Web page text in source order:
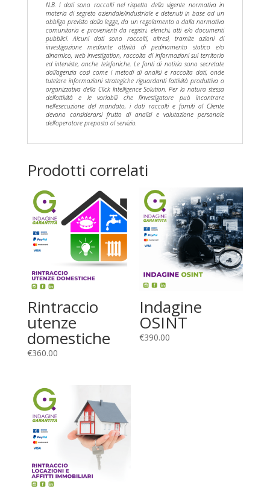
N.B. I dati sono raccolti nel rispetto della vigente normativa in
materia di segreto aziendale/industriale e detenuti in base ad un
obbligo previsto dalla legge, da un regolamento o dalla normativa
comunitaria e provenienti da registri, elenchi, atti e/o documenti
pubblici. Alcuni dati sono raccolti, altresì, tramite azioni di
investigazione mediante attività di pedinamento statico e/o
dinamico, web investigation, raccolta di informazioni sul territorio
ed interviste, anche telefoniche. Le fonti di notizia sono secretate
dall’agenzia così come i metodi di analisi e raccolta dati, onde
tutelare informazioni strategiche riguardanti l’attività produttiva o
organizzativa della Click Intelligence Solution. Per la natura stessa
dell’attività e le variabili che l’investigatore può incontrare
nell’esecuzione del mandato, i dati raccolti e forniti al Cliente
devono considerarsi frutto di analisi e valutazione personale
dell’operatore preposto al servizio.
Prodotti correlati
Rintraccio
utenze
domestiche
€360.00
Indagine
OSINT
€390.00